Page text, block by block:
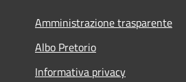
Amministrazione trasparente
Albo Pretorio
Informativa privacy